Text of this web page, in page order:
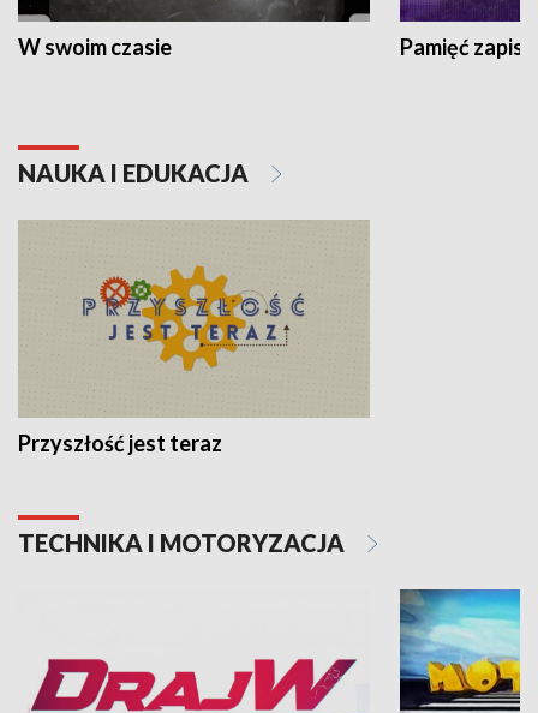
W swoim czasie Pamięć
NAUKA I EDUKACJA
Przyszłość jest teraz
TECHNIKA I MOTORYZACJA